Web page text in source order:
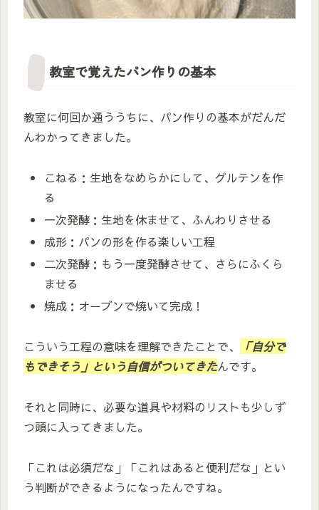
教室で覚えたパン作りの基本
教室に何回か通ううちに、パン作りの基本がだんだ
んわかってきました。
こねる：生地をなめらかにして、グルテンを作
る
一次発酵：生地を休ませて、ふんわりさせる
成形：パンの形を作る楽しい工程
二次発酵：もう一度発酵させて、さらにふくら
ませる
焼成：オーブンで焼いて完成！
こういう工程の意味を理解できたことで、
「自分で
もできそう」という自信がついてきたんです。
それと同時に、必要な道具や材料のリストも少しず
つ頭に入ってきました。
「これは必須だな」「これはあると便利だな」とい
う判断ができるようになったんですね。